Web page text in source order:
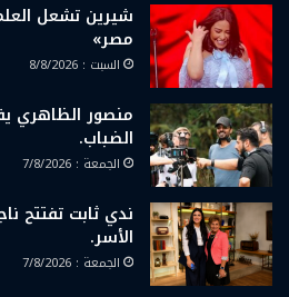
شيرين تشعل
مصر»
السبت : 8/8/2026
منصور الظاهري
الضباب.
الجمعة : 7/8/2026
ندي ثابت تفتتح
الأسر.
الجمعة : 7/8/2026